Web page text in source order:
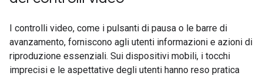
I controlli video, come i pulsanti di pausa o le barre di
avanzamento, forniscono agli utenti informazioni e azioni di
riproduzione essenziali. Sui dispositivi mobili, i tocchi
imprecisi e le aspettative degli utenti hanno reso pratica